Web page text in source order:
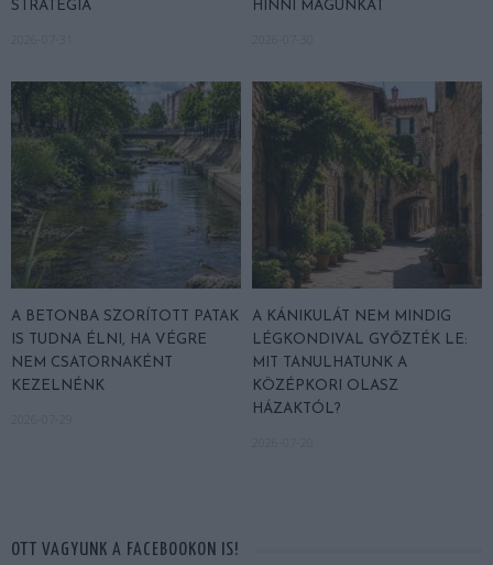
STRATÉGIA HINNI MAGUNKAT
A BETONBA SZORÍTOTT PATAK
IS TUDNA ÉLNI, HA VÉGRE
NEM CSATORNAKÉNT
KEZELNÉNK
A KÁNIKULÁT NEM MINDIG
LÉGKONDIVAL GYŐZTÉK LE:
MIT TANULHATUNK A
KÖZÉPKORI OLASZ
HÁZAKTÓL?
OTT VAGYUNK A FACEBOOKON IS!